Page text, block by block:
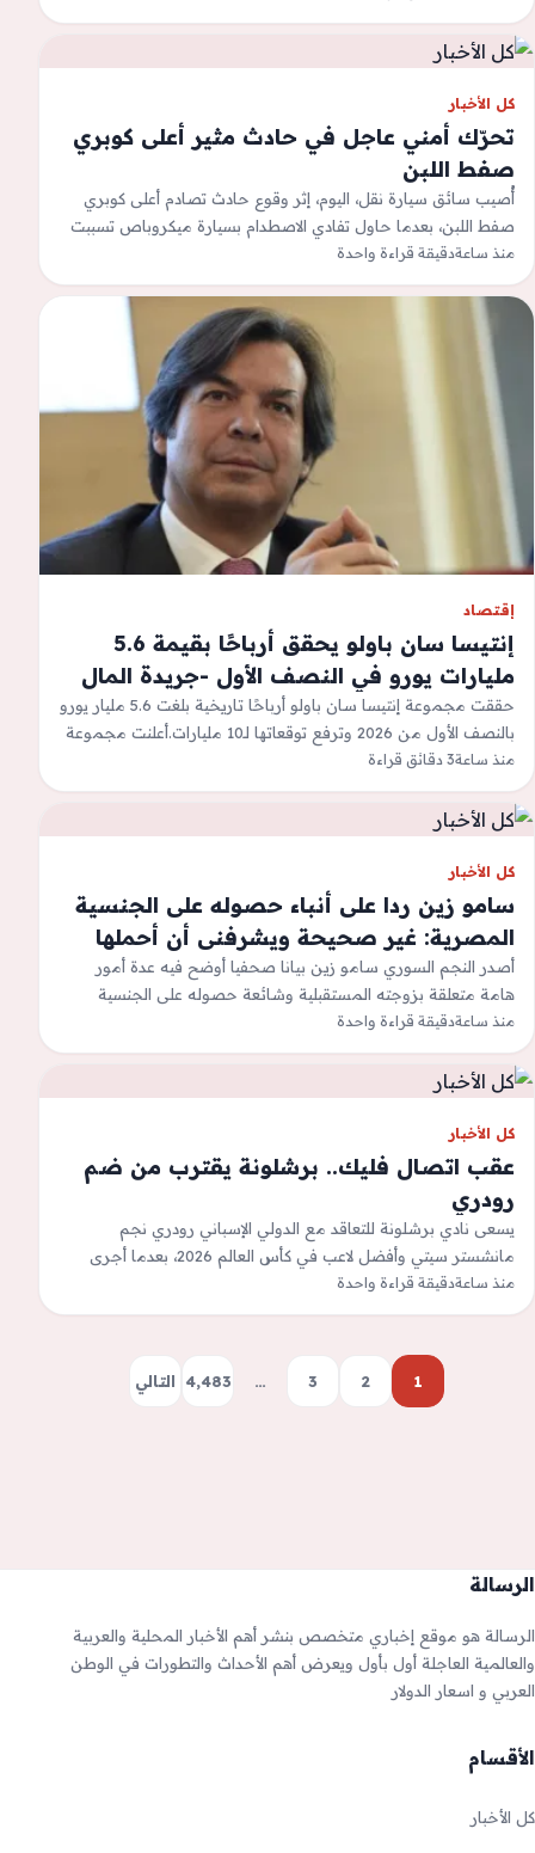
كل الأخبار
تحرّك أمني عاجل في حادث مثير أعلى كوبري
صفط اللبن
أُصيب سائق سيارة نقل، اليوم، إثر وقوع حادث تصادم أعلى كوبري
صفط اللبن، بعدما حاول تفادي الاصطدام بسيارة ميكروباص تسببت
في الحادث…
منذ ساعةدقيقة قراءة واحدة
إقتصاد
إنتيسا سان باولو يحقق أرباحًا بقيمة 5.6
مليارات يورو في النصف الأول -جريدة المال
حققت مجموعة إنتيسا سان باولو أرباحًا تاريخية بلغت 5.6 مليار يورو
بالنصف الأول من 2026 وترفع توقعاتها لـ10 مليارات.أعلنت مجموعة
إنتيسا سان…
منذ ساعة3 دقائق قراءة
كل الأخبار
سامو زين ردا على أنباء حصوله على الجنسية
المصرية: غير صحيحة ويشرفنى أن أحملها
أصدر النجم السوري سامو زين بيانا صحفيا أوضح فيه عدة أمور
هامة متعلقة بزوجته المستقبلية وشائعة حصوله على الجنسية
المصرية، وجاء البيان…
منذ ساعةدقيقة قراءة واحدة
كل الأخبار
عقب اتصال فليك.. برشلونة يقترب من ضم
رودري
يسعى نادي برشلونة للتعاقد مع الدولي الإسباني رودري نجم
مانشستر سيتي وأفضل لاعب في كأس العالم 2026، بعدما أجرى
الألماني هانز فليك،…
منذ ساعةدقيقة قراءة واحدة
1
2
3
… 4٬483 التالي
الرسالة
الرسالة هو موقع إخباري متخصص بنشر أهم الأخبار المحلية والعربية
والعالمية العاجلة أول بأول ويعرض أهم الأحداث والتطورات في الوطن
العربي و اسعار الدولار
الأقسام
كل الأخبار